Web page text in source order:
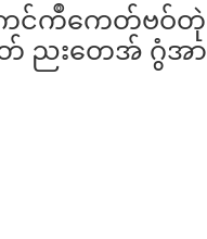
င်ကဳကေတ်ဗဝ်တုဲ
ညးတေအ် ဂွံအာ